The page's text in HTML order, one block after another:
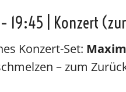
19:45 | Konzert
Konzert-Set:
– zum